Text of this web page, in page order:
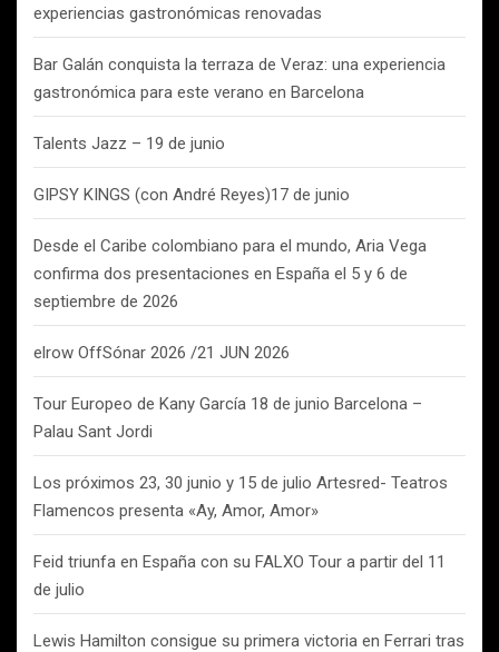
experiencias gastronómicas renovadas
Bar Galán conquista la terraza de Veraz: una experiencia
gastronómica para este verano en Barcelona
Talents Jazz – 19 de junio
GIPSY KINGS (con André Reyes)17 de junio
Desde el Caribe colombiano para el mundo, Aria Vega
confirma dos presentaciones en España el 5 y 6 de
septiembre de 2026
elrow OffSónar 2026 /21 JUN 2026
Tour Europeo de Kany García 18 de junio Barcelona –
Palau Sant Jordi
Los próximos 23, 30 junio y 15 de julio Artesred- Teatros
Flamencos presenta «Ay, Amor, Amor»
Feid triunfa en España con su FALXO Tour a partir del 11
de julio
Lewis Hamilton consigue su primera victoria en Ferrari tras